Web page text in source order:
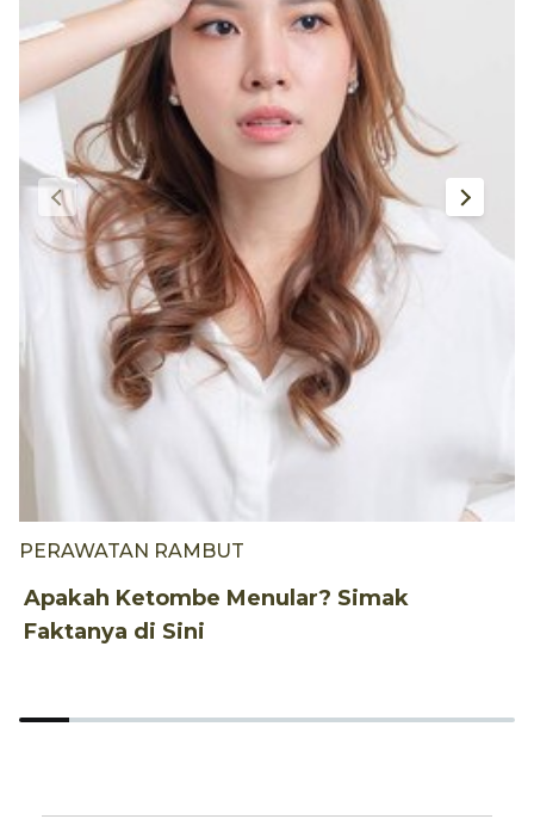
PERAWATAN RAMBUT
Apakah Ketombe Menular? Simak
Faktanya di Sini